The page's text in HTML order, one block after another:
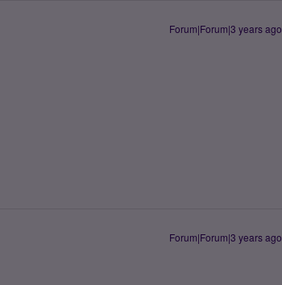
Forum|Forum|3 years ago
Forum|Forum|3 years ago